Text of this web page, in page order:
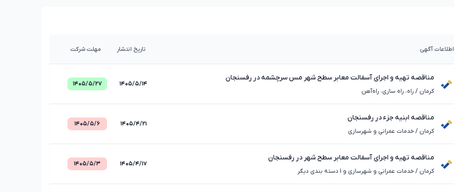
اطلاعات آگهی تاریخ انتشار مهلت شرکت
مناقصه تهیه و اجرای آسفالت معابر سطح شهر مس سرچشمه در رفسنجان
کرمان / راه، راه‌ سازی، راه‌آهن
۱۴۰۵/۵/۱۴ ۱۴۰۵/۵/۲۷
مناقصه ابنیه جزء در رفسنجان
کرمان /خدمات عمرانی و شهرسازی
۱۴۰۵/۴/۲۱ ۱۴۰۵/۵/۶
مناقصه تهیه و اجرای آسفالت معابر سطح شهر در رفسنجان
کرمان /خدمات عمرانی و شهرسازی و 1 دسته بندی دیگر
۱۴۰۵/۴/۱۷ ۱۴۰۵/۵/۳